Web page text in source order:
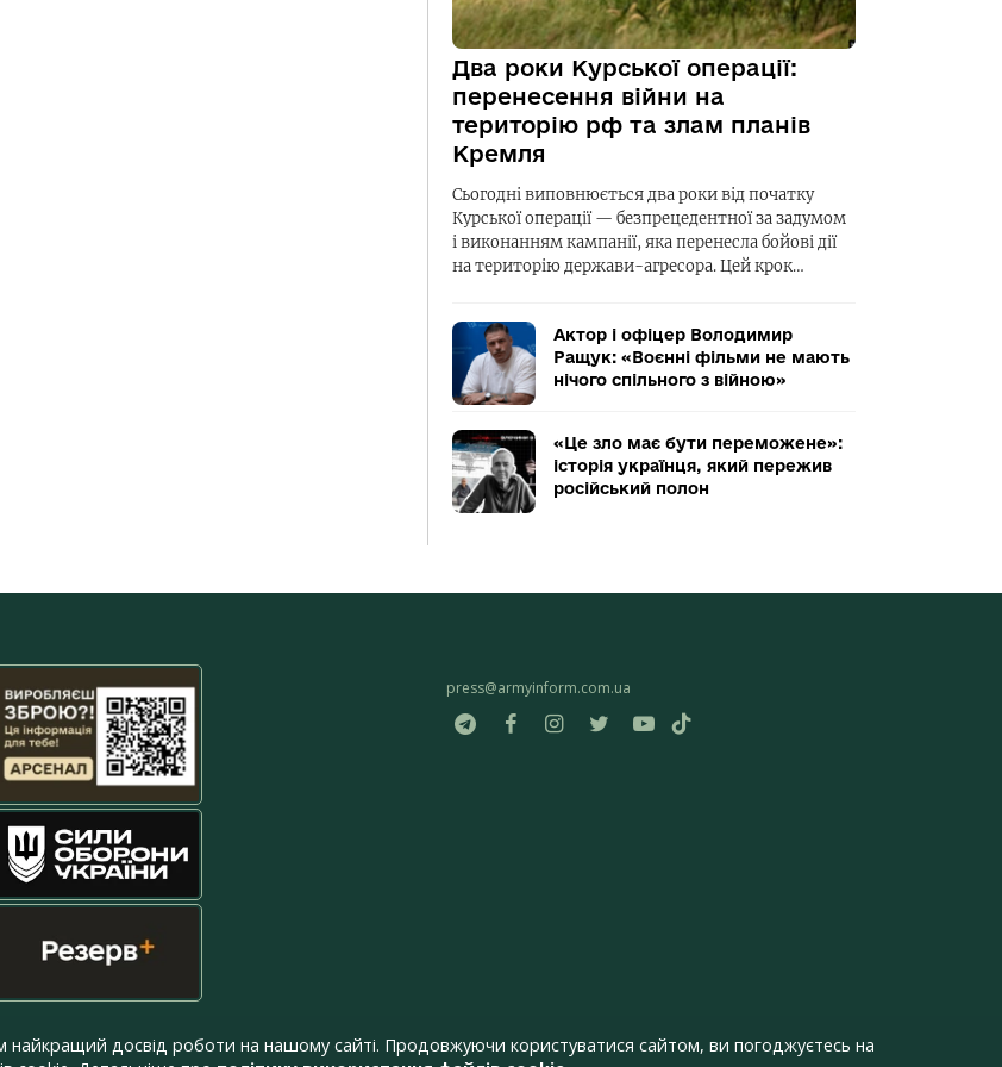
Два роки Курської операції:
перенесення війни на
територію рф та злам планів
Кремля
Сьогодні виповнюється два роки від початку
Курської операції — безпрецедентної за задумом
і виконанням кампанії, яка перенесла бойові дії
на територію держави-агресора. Цей крок…
Актор і офіцер Володимир
Ращук: «Воєнні фільми не мають
нічого спільного з війною»
«Це зло має бути переможене»:
історія українця, який пережив
російський полон
press@armyinform.com.ua
досвід роботи на нашому сайті. Продовжуючи користуватися сайтом, ви погоджуєтесь на